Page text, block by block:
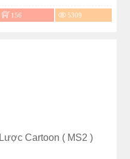
156 5309
Lược Cartoon ( MS2 )